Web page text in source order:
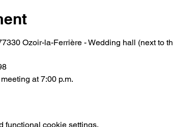
Ozoir-la-Ferrière - Wedding hall (next to
at 7:00 p.m.
functional cookie settings.